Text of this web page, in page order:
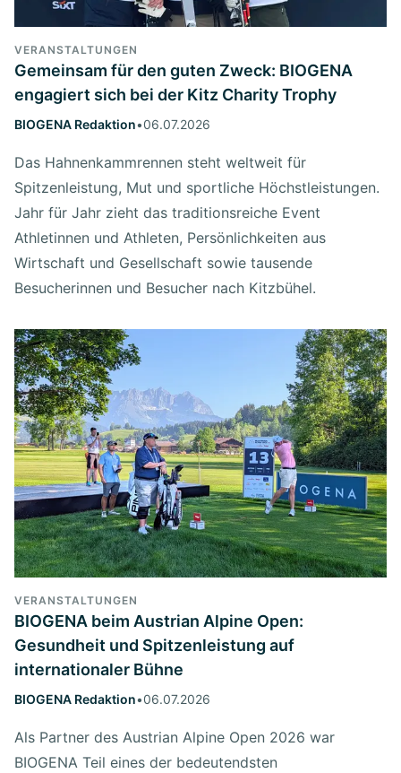
VERANSTALTUNGEN
Gemeinsam für den guten Zweck: BIOGENA
engagiert sich bei der Kitz Charity Trophy
BIOGENA Redaktion•06.07.2026
Das Hahnenkammrennen steht weltweit für
Spitzenleistung, Mut und sportliche Höchstleistungen.
Jahr für Jahr zieht das traditionsreiche Event
Athletinnen und Athleten, Persönlichkeiten aus
Wirtschaft und Gesellschaft sowie tausende
Besucherinnen und Besucher nach Kitzbühel.
VERANSTALTUNGEN
BIOGENA beim Austrian Alpine Open:
Gesundheit und Spitzenleistung auf
internationaler Bühne
BIOGENA Redaktion•06.07.2026
Als Partner des Austrian Alpine Open 2026 war
BIOGENA Teil eines der bedeutendsten